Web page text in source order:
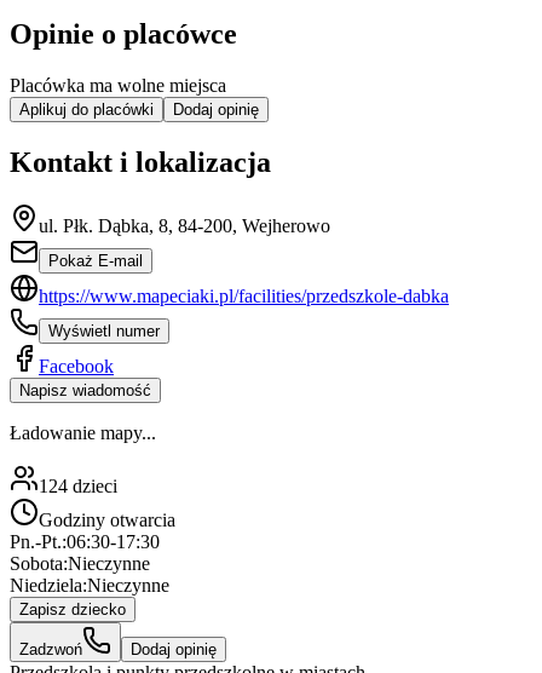
Opinie o placówce
Placówka ma wolne miejsca
Aplikuj do placówki Dodaj opinię
Kontakt i lokalizacja
ul. Płk. Dąbka, 8, 84-200, Wejherowo
Pokaż E-mail
https://www.mapeciaki.pl/facilities/przedszkole-dabka
Wyświetl numer
Facebook
Napisz wiadomość
Ładowanie mapy...
124 dzieci
Godziny otwarcia
Pn.-Pt.:06:30-17:30
Sobota:Nieczynne
Niedziela:Nieczynne
Zapisz dziecko
Zadzwoń Dodaj opinię